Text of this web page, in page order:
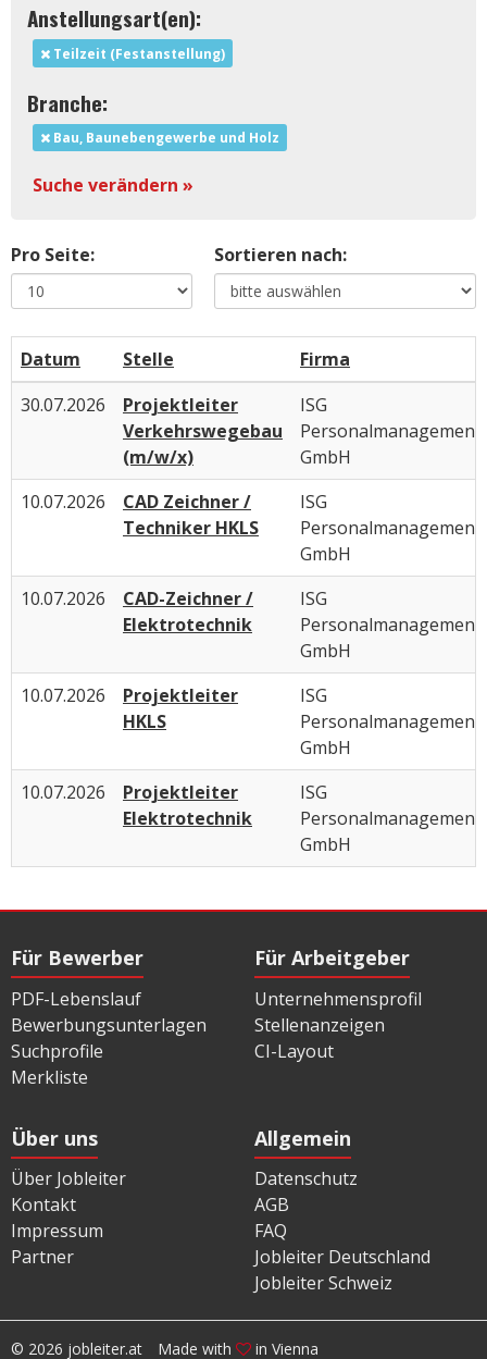
Anstellungsart(en):
Teilzeit (Festanstellung)
Branche:
Bau, Baunebengewerbe und Holz
Suche verändern »
Pro Seite: Sortieren nach:
Datum Stelle
Firma
30.07.2026
Projektleiter
Verkehrswegebau
(m/w/x)
ISG
Personalmanagement
GmbH
10.07.2026
CAD Zeichner /
Techniker HKLS
ISG
Personalmanagement
GmbH
10.07.2026
CAD-Zeichner /
Elektrotechnik
ISG
Personalmanagement
GmbH
10.07.2026
Projektleiter
HKLS
ISG
Personalmanagement
GmbH
10.07.2026
Projektleiter
Elektrotechnik
ISG
Personalmanagement
GmbH
Für Bewerber
PDF-Lebenslauf
Bewerbungsunterlagen
Suchprofile
Merkliste
Für Arbeitgeber
Unternehmensprofil
Stellenanzeigen
CI-Layout
Über uns
Über Jobleiter
Kontakt
Impressum
Partner
Allgemein
Datenschutz
AGB
FAQ
Jobleiter Deutschland
Jobleiter Schweiz
© 2026 jobleiter.at Made with in Vienna